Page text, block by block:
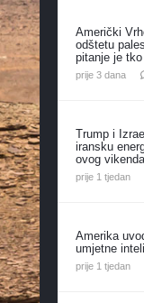
Američki
odštetu
pitanje je
prije 3 dana
Trump i
iransku
ovog vikenda
prije 1 tjedan
Amerika
umjetne
prije 1 tjedan